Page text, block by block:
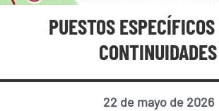
PUESTOS
CONTINUIDADES
22 de mayo de 2026